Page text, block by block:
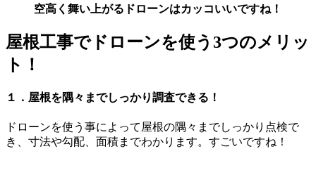
空高く舞い上がるドローンはカッコいいですね！
屋根工事でドローンを使う3つのメリッ
ト！
１．屋根を隅々までしっかり調査できる！
ドローンを使う事によって屋根の隅々までしっかり点検で
き、寸法や勾配、面積までわかります。すごいですね！